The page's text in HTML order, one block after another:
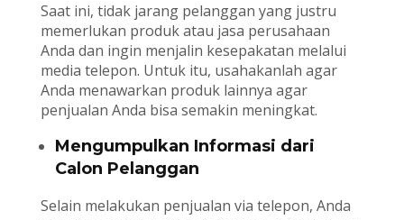
Saat ini, tidak jarang pelanggan yang justru
memerlukan produk atau jasa perusahaan
Anda dan ingin menjalin kesepakatan melalui
media telepon. Untuk itu, usahakanlah agar
Anda menawarkan produk lainnya agar
penjualan Anda bisa semakin meningkat.
Mengumpulkan Informasi dari
Calon Pelanggan
Selain melakukan penjualan via telepon, Anda